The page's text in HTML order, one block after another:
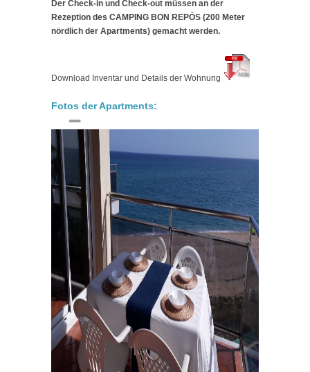
Der Check-in und Check-out müssen an der
Rezeption des CAMPING BON REPÒS (200 Meter
nördlich der Apartments) gemacht werden.
Download Inventar und Details der Wohnung
Fotos der Apartments: